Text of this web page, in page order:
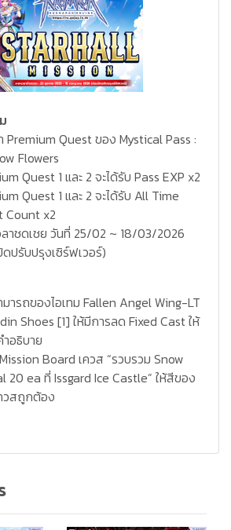
Quest ของ Mystical Pass :
Flowers
Quest 1 และ 2 จะได้รับ Pass EXP x2
Quest 1 และ 2 จะได้รับ All Time
Count x2
ลาชดเชย วันที่ 25/02 ~ 18/03/2026
ปรับปรุงเซิร์ฟเวอร์)
ารถของไอเทม Fallen Angel Wing-LT
Shoes [1] ให้มีการลด Fixed Cast ให้
อธิบาย
Board เควส “รวบรวม Snow
20 ea ที่ Issgard Ice Castle” ให้สีของ
วสถูกต้อง